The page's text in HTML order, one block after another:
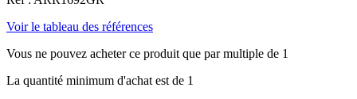
Voir le tableau des références
Vous ne pouvez acheter ce produit que par multiple de 1
La quantité minimum d'achat est de 1